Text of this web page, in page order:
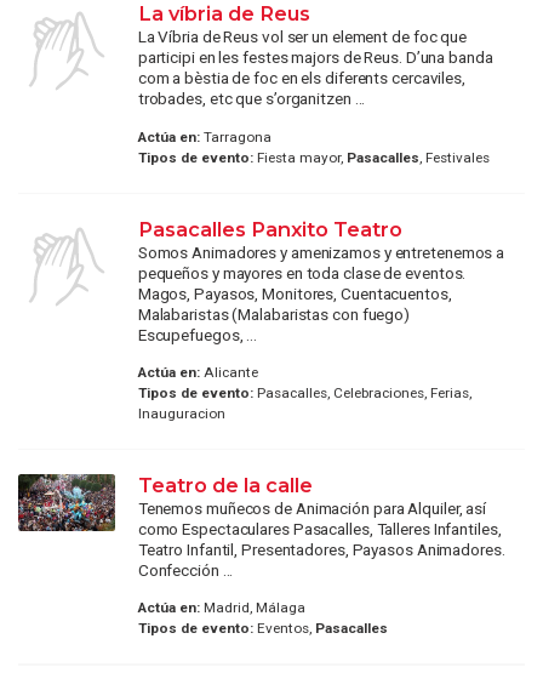
La víbria de Reus
La Víbria de Reus vol ser un element de foc que
participi en les festes majors de Reus. D’una banda
com a bèstia de foc en els diferents cercaviles,
trobades, etc que s’organitzen ...
Actúa en:Tarragona
Tipos de evento:Fiesta mayor, Pasacalles , Festivales
Pasacalles Panxito Teatro
Somos Animadores y amenizamos y entretenemos a
pequeños y mayores en toda clase de eventos.
Magos, Payasos, Monitores, Cuentacuentos,
Malabaristas (Malabaristas con fuego)
Escupefuegos, ...
Actúa en:Alicante
Tipos de evento:Pasacalles, Celebraciones, Ferias,
Inauguracion
Teatro de la calle
Tenemos muñecos de Animación para Alquiler, así
como Espectaculares Pasacalles, Talleres Infantiles,
Teatro Infantil, Presentadores, Payasos Animadores.
Confección ...
Actúa en:Madrid, Málaga
Tipos de evento:Eventos, Pasacalles